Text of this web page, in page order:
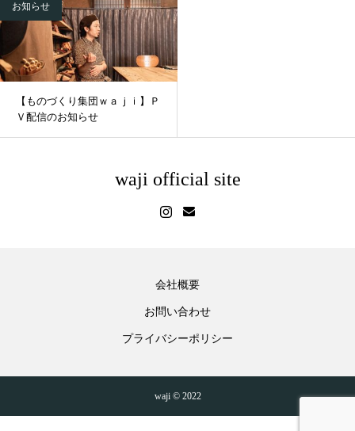
お知らせ
【ものづくり集団ｗａｊｉ】Ｐ
Ｖ配信のお知らせ
waji official site
会社概要
お問い合わせ
プライバシーポリシー
waji © 2022